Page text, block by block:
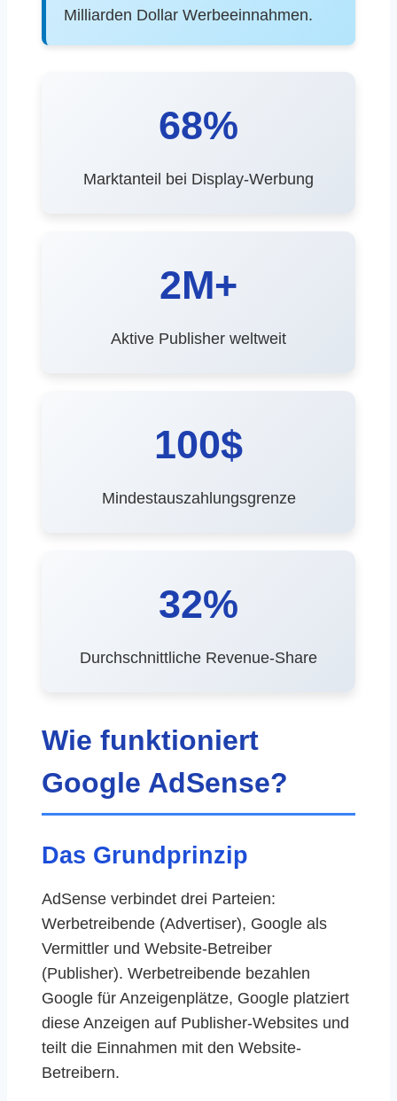
Milliarden Dollar Werbeeinnahmen.
68%
Marktanteil bei Display-Werbung
2M+
Aktive Publisher weltweit
100$
Mindestauszahlungsgrenze
32%
Durchschnittliche Revenue-Share
Wie funktioniert
Google AdSense?
Das Grundprinzip
AdSense verbindet drei Parteien:
Werbetreibende (Advertiser), Google als
Vermittler und Website-Betreiber
(Publisher). Werbetreibende bezahlen
Google für Anzeigenplätze, Google platziert
diese Anzeigen auf Publisher-Websites und
teilt die Einnahmen mit den Website-
Betreibern.